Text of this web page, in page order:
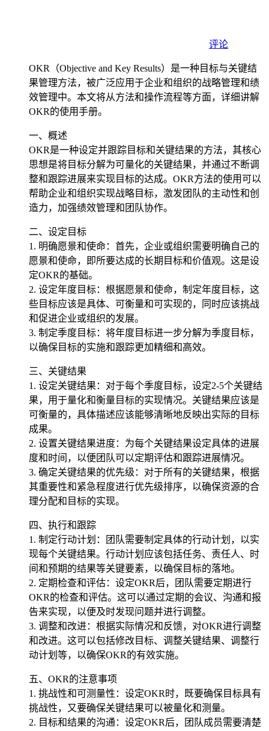
评论
OKR（Objective and Key Results）是一种目标与关键结
果管理方法，被广泛应用于企业和组织的战略管理和绩
效管理中。本文将从方法和操作流程等方面，详细讲解
OKR的使用手册。
一、概述
OKR是一种设定并跟踪目标和关键结果的方法，其核心
思想是将目标分解为可量化的关键结果，并通过不断调
整和跟踪进展来实现目标的达成。OKR方法的使用可以
帮助企业和组织实现战略目标，激发团队的主动性和创
造力，加强绩效管理和团队协作。
二、设定目标
1. 明确愿景和使命：首先，企业或组织需要明确自己的
愿景和使命，即所要达成的长期目标和价值观。这是设
定OKR的基础。
2. 设定年度目标：根据愿景和使命，制定年度目标，这
些目标应该是具体、可衡量和可实现的，同时应该挑战
和促进企业或组织的发展。
3. 制定季度目标：将年度目标进一步分解为季度目标，
以确保目标的实施和跟踪更加精细和高效。
三、关键结果
1. 设定关键结果：对于每个季度目标，设定2-5个关键结
果，用于量化和衡量目标的实现情况。关键结果应该是
可衡量的，具体描述应该能够清晰地反映出实际的目标
成果。
2. 设置关键结果进度：为每个关键结果设定具体的进展
度和时间，以便团队可以定期评估和跟踪进展情况。
3. 确定关键结果的优先级：对于所有的关键结果，根据
其重要性和紧急程度进行优先级排序，以确保资源的合
理分配和目标的实现。
四、执行和跟踪
1. 制定行动计划：团队需要制定具体的行动计划，以实
现每个关键结果。行动计划应该包括任务、责任人、时
间和预期的结果等关键要素，以确保目标的落地。
2. 定期检查和评估：设定OKR后，团队需要定期进行
OKR的检查和评估。这可以通过定期的会议、沟通和报
告来实现，以便及时发现问题并进行调整。
3. 调整和改进：根据实际情况和反馈，对OKR进行调整
和改进。这可以包括修改目标、调整关键结果、调整行
动计划等，以确保OKR的有效实施。
五、OKR的注意事项
1. 挑战性和可测量性：设定OKR时，既要确保目标具有
挑战性，又要确保关键结果可以被量化和测量。
2. 目标和结果的沟通：设定OKR后，团队成员需要清楚